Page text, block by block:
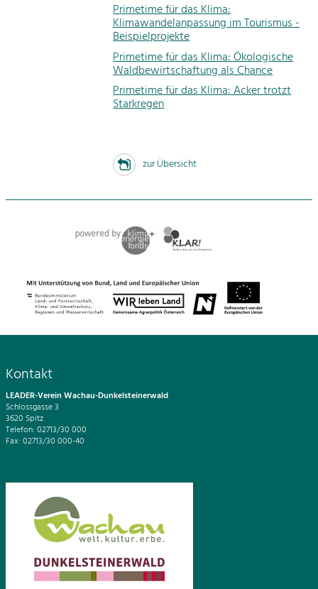
Primetime für das Klima:
Klimawandelanpassung im Tourismus -
Beispielprojekte
Primetime für das Klima: Ökologische
Waldbewirtschaftung als Chance
Primetime für das Klima: Acker trotzt
Starkregen
zur Übersicht
Kontakt
LEADER-Verein Wachau-Dunkelsteinerwald
Schlossgasse 3
3620 Spitz
Telefon: 02713/30 000
Fax: 02713/30 000-40